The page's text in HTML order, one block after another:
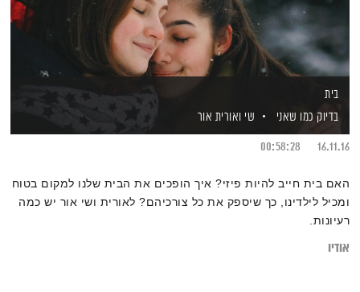
בית
בדיוק כמו שאני
שי ואורית אור
16.11.16
00:58:28
האם בית חייב להיות פיזי? איך הופכים את הבית שלנו למקום בטוח
ומכיל לילדינו, כך שיספק את כל צורכיהם? לאורית ושי אור יש כמה
רעיונות.
אודיו